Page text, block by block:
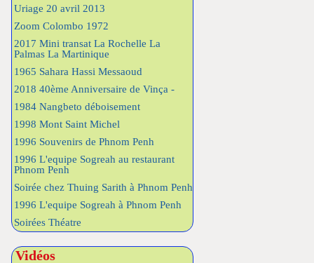
Uriage 20 avril 2013
Zoom Colombo 1972
2017 Mini transat La Rochelle La
Palmas La Martinique
1965 Sahara Hassi Messaoud
2018 40ème Anniversaire de Vinça -
1984 Nangbeto déboisement
1998 Mont Saint Michel
1996 Souvenirs de Phnom Penh
1996 L'equipe Sogreah au restaurant
Phnom Penh
Soirée chez Thuing Sarith à Phnom Penh
1996 L'equipe Sogreah à Phnom Penh
Soirées Théatre
Vidéos